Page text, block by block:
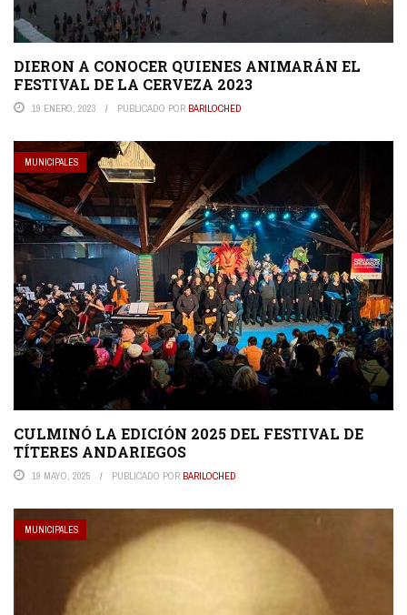
DIERON A CONOCER QUIENES ANIMARÁN EL
FESTIVAL DE LA CERVEZA 2023
19 ENERO, 2023 PUBLICADO POR BARILOCHED
MUNICIPALES
CULMINÓ LA EDICIÓN 2025 DEL FESTIVAL DE
TÍTERES ANDARIEGOS
19 MAYO, 2025 PUBLICADO POR BARILOCHED
MUNICIPALES